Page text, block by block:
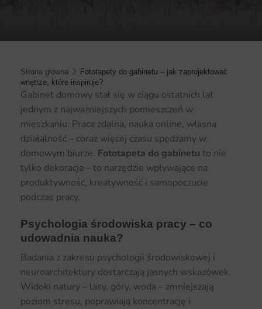
Strona główna
Fototapety do gabinetu – jak zaprojektować
wnętrze, które inspiruje?
Gabinet domowy stał się w ciągu ostatnich lat
jednym z najważniejszych pomieszczeń w
mieszkaniu. Praca zdalna, nauka online, własna
działalność – coraz więcej czasu spędzamy w
domowym biurze. Fototapeta do gabinetu to nie
tylko dekoracja – to narzędzie wpływające na
produktywność, kreatywność i samopoczucie
podczas pracy.
Psychologia środowiska pracy – co
udowadnia nauka?
Badania z zakresu psychologii środowiskowej i
neuroarchitektury dostarczają jasnych wskazówek.
Widoki natury – lasy, góry, woda – zmniejszają
poziom stresu, poprawiają koncentrację i